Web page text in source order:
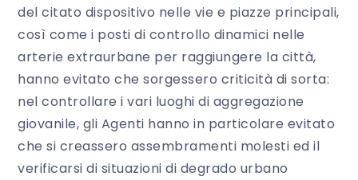
del citato dispositivo nelle vie e piazze principali,
così come i posti di controllo dinamici nelle
arterie extraurbane per raggiungere la città,
hanno evitato che sorgessero criticità di sorta:
nel controllare i vari luoghi di aggregazione
giovanile, gli Agenti hanno in particolare evitato
che si creassero assembramenti molesti ed il
verificarsi di situazioni di degrado urbano